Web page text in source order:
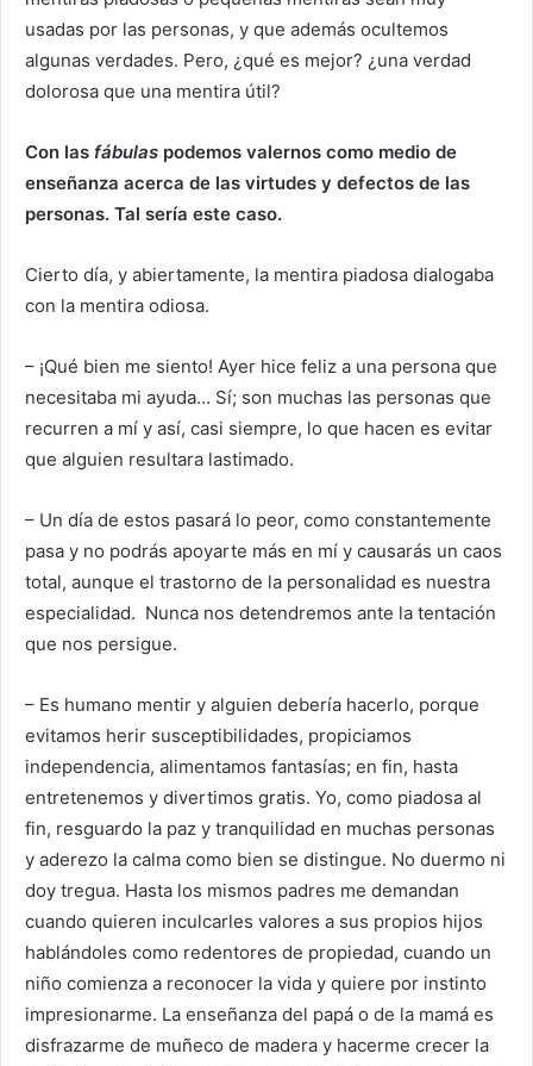
usadas por las personas, y que además ocultemos
algunas verdades. Pero, ¿qué es mejor? ¿una verdad
dolorosa que una mentira útil?
Con las fábulas podemos valernos como medio de
enseñanza acerca de las virtudes y defectos de las
personas. Tal sería este caso.
Cierto día, y abiertamente, la mentira piadosa dialogaba
con la mentira odiosa.
– ¡Qué bien me siento! Ayer hice feliz a una persona que
necesitaba mi ayuda… Sí; son muchas las personas que
recurren a mí y así, casi siempre, lo que hacen es evitar
que alguien resultara lastimado.
– Un día de estos pasará lo peor, como constantemente
pasa y no podrás apoyarte más en mí y causarás un caos
total, aunque el trastorno de la personalidad es nuestra
especialidad. Nunca nos detendremos ante la tentación
que nos persigue.
– Es humano mentir y alguien debería hacerlo, porque
evitamos herir susceptibilidades, propiciamos
independencia, alimentamos fantasías; en fin, hasta
entretenemos y divertimos gratis. Yo, como piadosa al
fin, resguardo la paz y tranquilidad en muchas personas
y aderezo la calma como bien se distingue. No duermo ni
doy tregua. Hasta los mismos padres me demandan
cuando quieren inculcarles valores a sus propios hijos
hablándoles como redentores de propiedad, cuando un
niño comienza a reconocer la vida y quiere por instinto
impresionarme. La enseñanza del papá o de la mamá es
disfrazarme de muñeco de madera y hacerme crecer la